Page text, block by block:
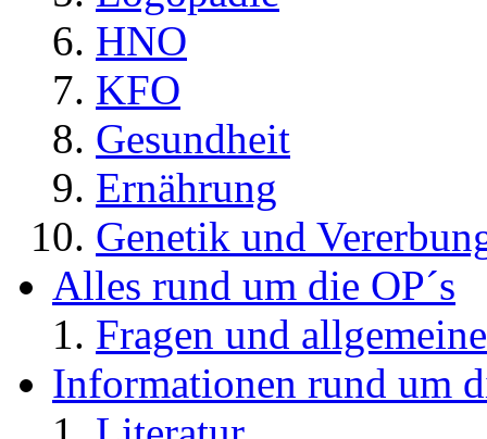
HNO
KFO
Gesundheit
Ernährung
Genetik und
Alles rund um die OP´s
Fragen und
Informationen rund um